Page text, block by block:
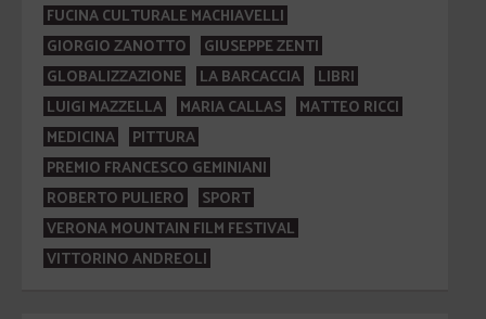
FUCINA CULTURALE MACHIAVELLI
GIORGIO ZANOTTO
GIUSEPPE ZENTI
GLOBALIZZAZIONE
LA BARCACCIA
LIBRI
LUIGI MAZZELLA
MARIA CALLAS
MATTEO RICCI
MEDICINA
PITTURA
PREMIO FRANCESCO GEMINIANI
ROBERTO PULIERO
SPORT
VERONA MOUNTAIN FILM FESTIVAL
VITTORINO ANDREOLI